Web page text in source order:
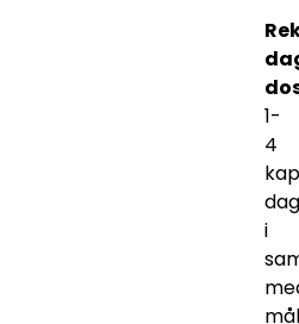
1-
4
i